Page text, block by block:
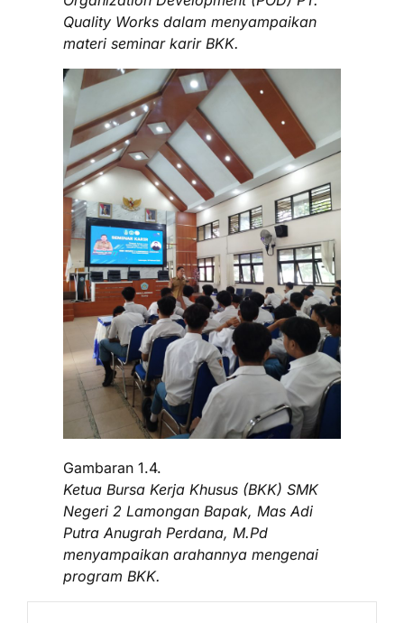
Quality Works dalam menyampaikan
materi seminar karir BKK.
Gambaran 1.4.
Ketua Bursa Kerja Khusus (BKK) SMK
Negeri 2 Lamongan Bapak, Mas Adi
Putra Anugrah Perdana, M.Pd
menyampaikan arahannya mengenai
program BKK.